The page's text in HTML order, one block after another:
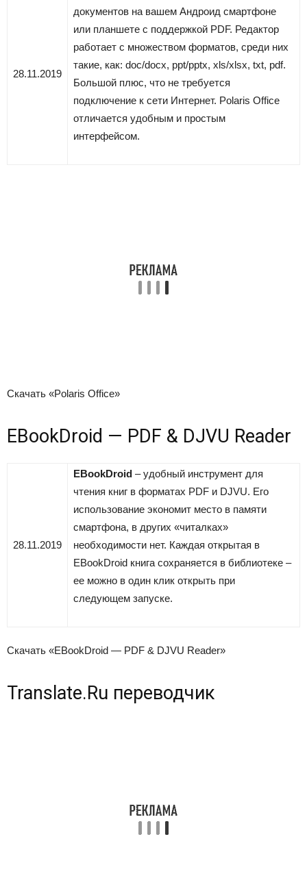
28.11.2019
документов на вашем Андроид смартфоне
или планшете с поддержкой PDF. Редактор
работает с множеством форматов, среди них
такие, как: doc/docx, ppt/pptx, xls/xlsx, txt, pdf.
Большой плюс, что не требуется
подключение к сети Интернет. Polaris Office
отличается удобным и простым
интерфейсом.
Скачать «Polaris Office»
EBookDroid — PDF & DJVU Reader
28.11.2019
EBookDroid – удобный инструмент для
чтения книг в форматах PDF и DJVU. Его
использование экономит место в памяти
смартфона, в других «читалках»
необходимости нет. Каждая открытая в
EBookDroid книга сохраняется в библиотеке –
ее можно в один клик открыть при
следующем запуске.
Скачать «EBookDroid — PDF & DJVU Reader»
Translate.Ru переводчик